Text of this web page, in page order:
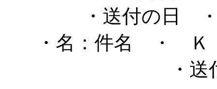
・送付の日
・名：件名 ・ Ｋ
・